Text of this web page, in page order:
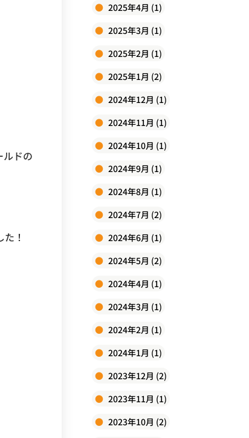
ルドの
！
2025年4月 (1)
2025年3月 (1)
2025年2月 (1)
2025年1月 (2)
2024年12月 (1)
2024年11月 (1)
2024年10月 (1)
2024年9月 (1)
2024年8月 (1)
2024年7月 (2)
2024年6月 (1)
2024年5月 (2)
2024年4月 (1)
2024年3月 (1)
2024年2月 (1)
2024年1月 (1)
2023年12月 (2)
2023年11月 (1)
2023年10月 (2)